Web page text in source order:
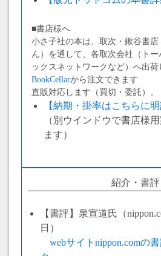
■書店様へ
小さ子社の本は、取次・鍬谷書店
ん）を通して、各取次会社（ト
ックスネットワークなど）へ出荷
BookCellarから注文できます
直販対応します（買切・委託）。
【納期・掛率はこちらに
（別ウインドウで書店様
ます）
紹介・書評
【書評】泉宣道氏（
日）
webサイトnippon.comの